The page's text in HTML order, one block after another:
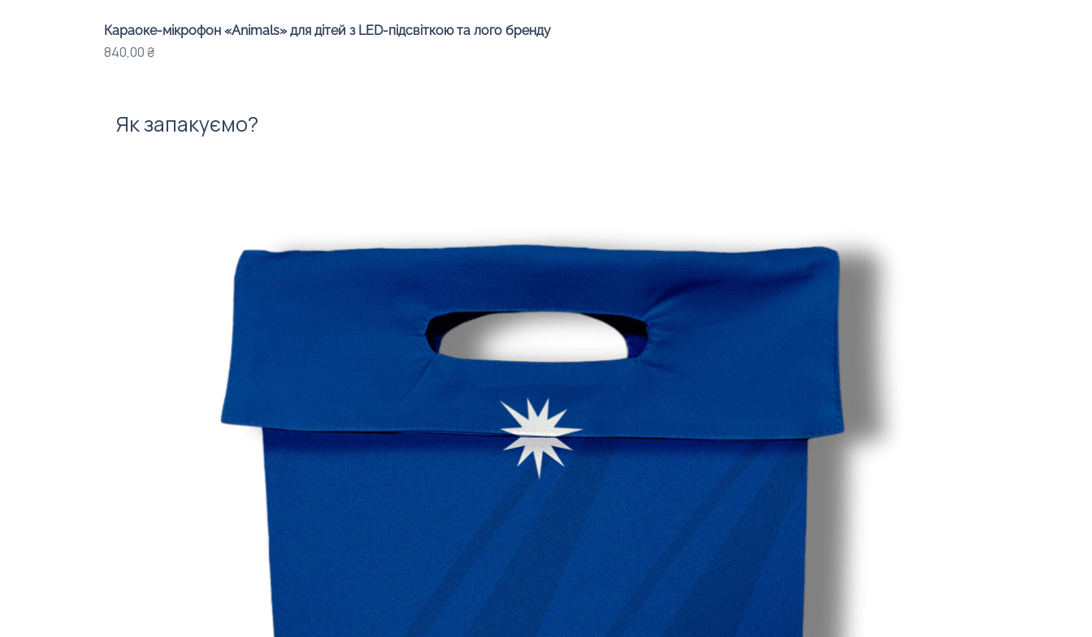
Швидкий перегляд
Караоке-мікрофон «Animals» для дітей з LED-підсвіткою та лого бренду
Ціна
840,00 ₴
Як запакуємо?